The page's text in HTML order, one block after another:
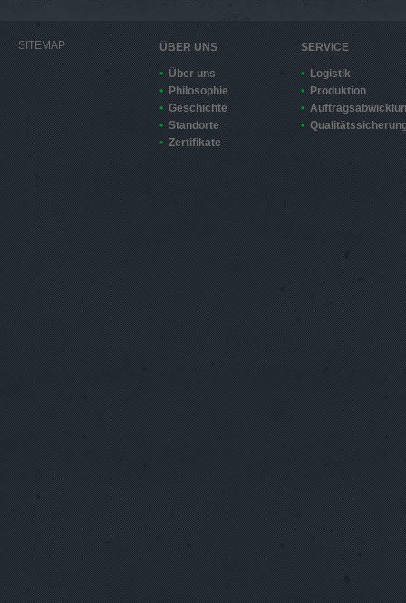
SITEMAP ÜBER UNS
Über uns
Philosophie
Geschichte
Standorte
Zertifikate
SERVICE
Logistik
Produktion